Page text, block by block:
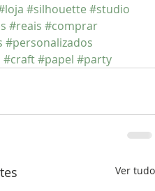
#silhouette #studio
#reais #comprar
#personalizados
#craft#papel #party
Ver tudo